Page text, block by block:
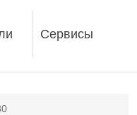
Сервисы